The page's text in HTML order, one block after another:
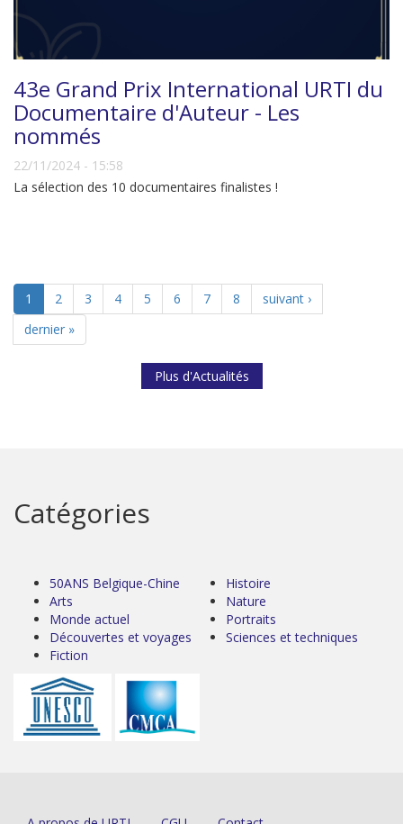
43e Grand Prix International URTI du
Documentaire d'Auteur - Les
nommés
22/11/2024 - 15:58
La sélection des 10 documentaires finalistes !
1 2 3 4 5 6 7 8
suivant ›
dernier »
Plus d'Actualités
Catégories
50ANS Belgique-Chine
Arts
Monde actuel
Découvertes et voyages
Fiction
Histoire
Nature
Portraits
Sciences et techniques